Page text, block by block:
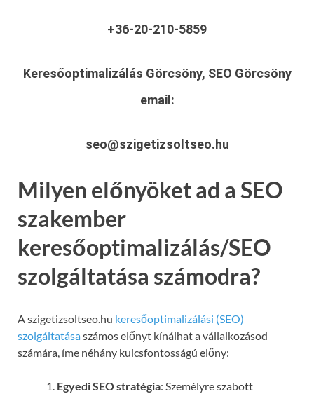
+36-20-210-5859
Keresőoptimalizálás Görcsöny, SEO Görcsöny
email:
seo@szigetizsoltseo.hu
Milyen előnyöket ad a SEO
szakember
keresőoptimalizálás/SEO
szolgáltatása számodra?
A szigetizsoltseo.hu keresőoptimalizálási (SEO)
szolgáltatásaszámos előnyt kínálhat a vállalkozásod
számára, íme néhány kulcsfontosságú előny:
Egyedi SEO stratégia: Személyre szabott